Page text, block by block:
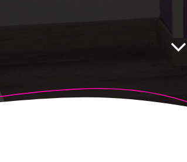
© 2026 Fisioalcón. Construido